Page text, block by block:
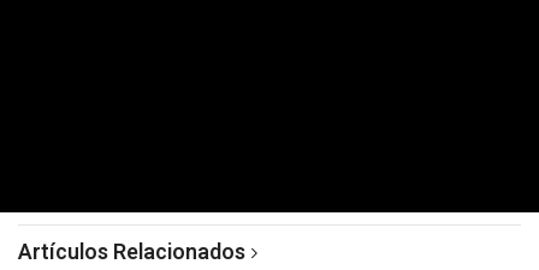
Artículos Relacionados